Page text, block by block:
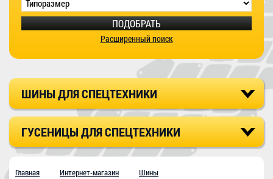
ШИНЫ ДЛЯ СПЕЦТЕХНИКИ
ГУСЕНИЦЫ ДЛЯ СПЕЦТЕХНИКИ
ПОДОБРАТЬ
Расширенный поиск
Главная Интернет-магазин
Шины